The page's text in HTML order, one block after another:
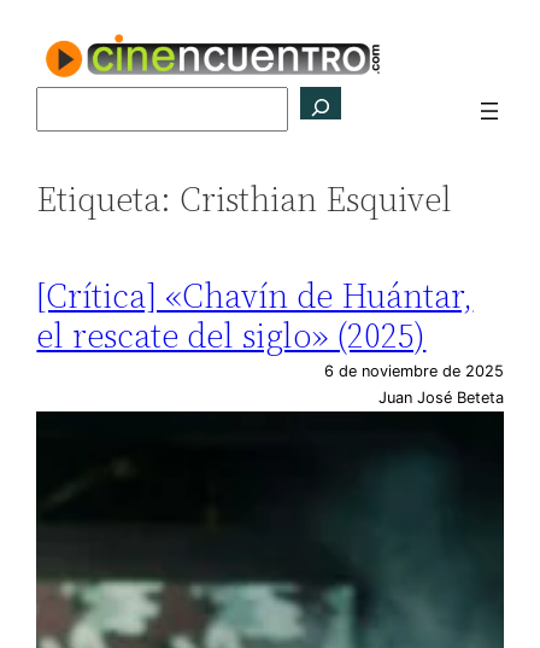
contenido
Etiqueta: Cristhian Esquivel
[Crítica] «Chavín de Huántar,
el rescate del siglo» (2025)
6 de noviembre de 2025
Juan José Beteta